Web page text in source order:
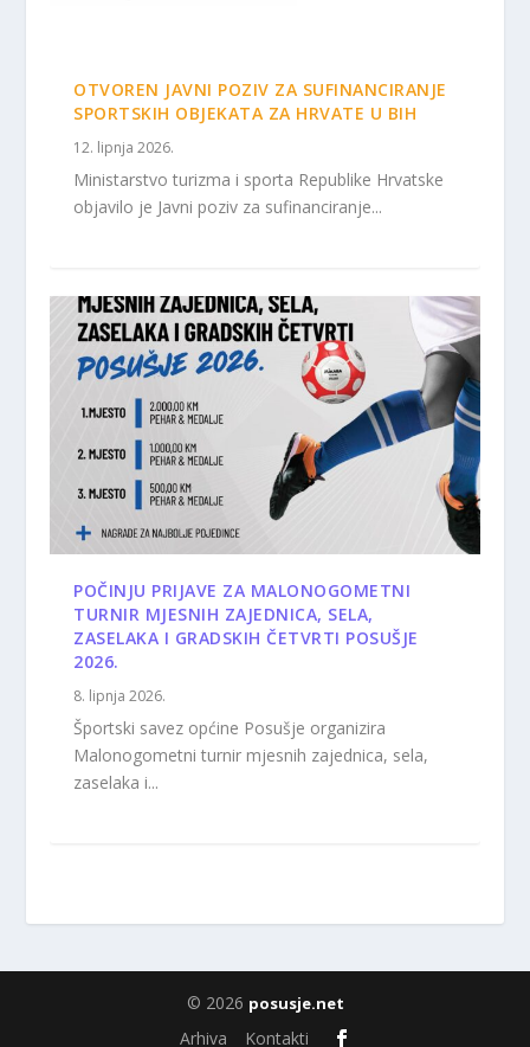
OTVOREN JAVNI POZIV ZA SUFINANCIRANJE
SPORTSKIH OBJEKATA ZA HRVATE U BIH
12. lipnja 2026.
Ministarstvo turizma i sporta Republike Hrvatske
objavilo je Javni poziv za sufinanciranje...
POČINJU PRIJAVE ZA MALONOGOMETNI
TURNIR MJESNIH ZAJEDNICA, SELA,
ZASELAKA I GRADSKIH ČETVRTI POSUŠJE
2026.
8. lipnja 2026.
Športski savez općine Posušje organizira
Malonogometni turnir mjesnih zajednica, sela,
zaselaka i...
© 2026 posusje.net
Arhiva Kontakti